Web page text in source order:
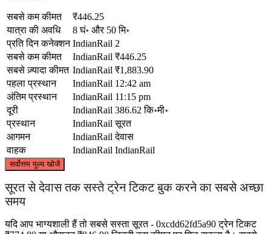
सबसे कम कीमत
₹446.25
यात्रा की अवधि
8 घं॰ और 50 मि॰
प्रति दिन कनेक्शन IndianRail 2
सबसे कम कीमत
IndianRail ₹446.25
सबसे ज़्यादा कीमत IndianRail ₹1,883.90
पहला प्रस्थान
IndianRail 12:42 am
अंतिम प्रस्थान
IndianRail 11:15 pm
दूरी
IndianRail 386.62 कि॰मी॰
प्रस्थान
IndianRail सूरत
आगमन
IndianRail देवास
वाहक
IndianRail IndianRail
सर्वोत्तम मूल्य खोजें
Dewas
©CARTO
सूरत से देवास तक सस्ते ट्रेन टिकट बुक करने का सबसे अच्छा
समय
यदि आप भाग्यशाली हैं तो सबसे सस्ता सूरत - 0xcdd62fd5a90 ट्रेन टिकट